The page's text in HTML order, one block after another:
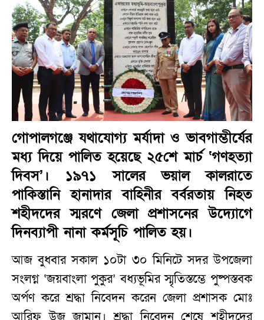
গোপালগঞ্জে যথাযোগ্য মর্যাদা ও ভাবগাম্ভীর্যের
মধ্য দিয়ে পালিত হয়েছে ২৫শে মার্চ ‘গণহত্যা
দিবস’। ১৯৭১ সালের ভয়াল কালরাতে
পাকিস্তানি হানাদার বাহিনীর বর্বরতায় নিহত
শহীদদের স্মরণে জেলা প্রশাসনের উদ্যোগে
দিনব্যাপী নানা কর্মসূচি পালিত হয়।
আজ বুধবার সকাল ১০টা ৩০ মিনিটে সদর উপজেলা
সংলগ্ন ‘জয়বাংলা পুকুর’ বধ্যভূমির স্মৃতিস্তম্ভে পুষ্পস্তবক
অর্পণ করে শ্রদ্ধা নিবেদন করেন জেলা প্রশাসক মোঃ
আরিফ উজ জামান। শ্রদ্ধা নিবেদন শেষে শহীদদের